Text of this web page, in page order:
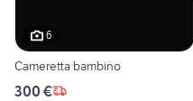
6
Cameretta bambino
300 €